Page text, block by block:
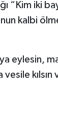
“Kim iki
kalbi
eylesin,